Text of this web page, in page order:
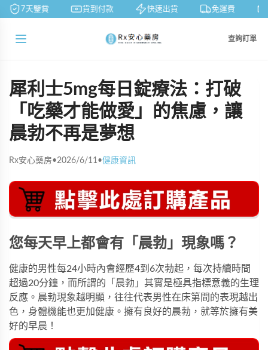
7天鑒賞 貨到付款 快速出貨 免運費
查詢訂單
犀利士5mg每日錠療法：打破
「吃藥才能做愛」的焦慮，讓
晨勃不再是夢想
Rx安心藥房•2026/6/11•健康資訊
您每天早上都會有「晨勃」現象嗎？
健康的男性每24小時內會經歷4到6次勃起，每次持續時間
超過20分鐘，而所謂的「晨勃」其實是極具指標意義的生理
反應。晨勃現象越明顯，往往代表男性在床第間的表現越出
色，身體機能也更加健康。擁有良好的晨勃，就等於擁有美
好的早晨！